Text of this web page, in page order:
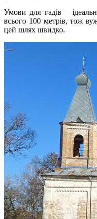
Умови для гадів –
всього 100 метрів, тож
цей шлях швидко.